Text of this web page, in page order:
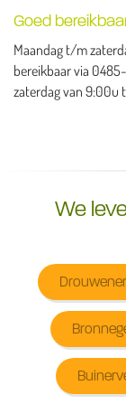
Goed
Maandag t/m
bereikbaar via
zaterdag van 9:00u
We